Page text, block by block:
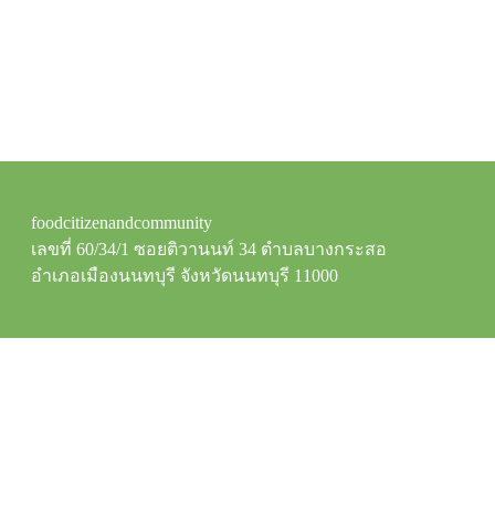
foodcitizenandcommunity
เลขที่ 60/34/1 ซอยติวานนท์ 34 ตำบลบางกระสอ
อำเภอเมืองนนทบุรี จังหวัดนนทบุรี 11000